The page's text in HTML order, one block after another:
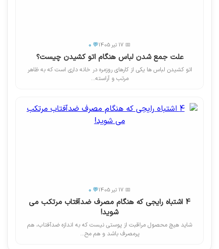
📅 17 تیر 1405 💬 0
علت جمع شدن لباس هنگام اتو کشیدن چیست؟
اتو کشیدن لباس ها یکی از کارهای روزمره در خانه داری است که به ظاهر
مرتب و آراسته...
📅 17 تیر 1405 💬 0
4 اشتباه رایجی که هنگام مصرف ضدآفتاب مرتکب می
شوید!
شاید هیچ محصول مراقبت از پوستی نیست که به اندازه ضدآفتاب، هم
پرمصرف باشد و هم مح...